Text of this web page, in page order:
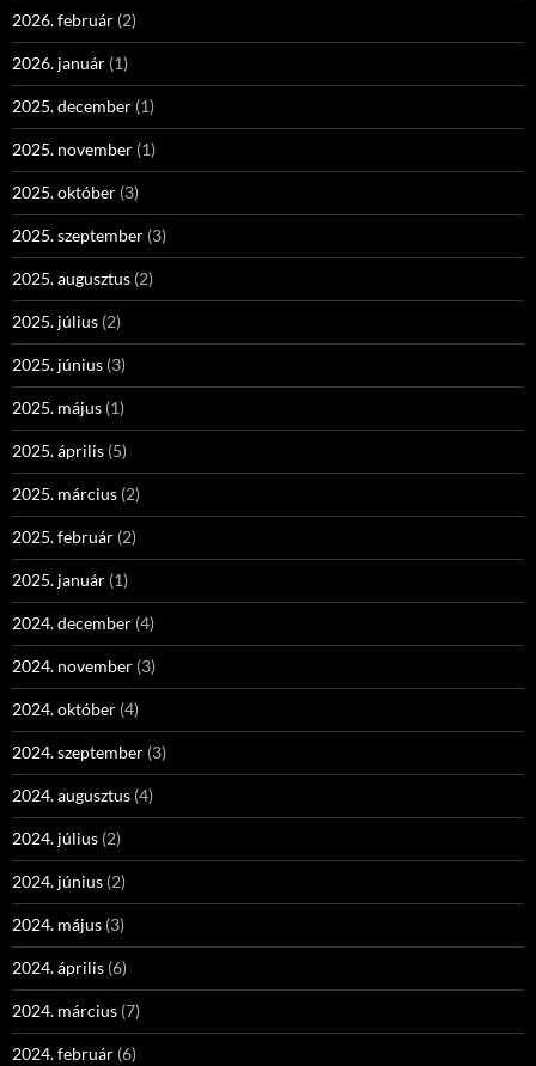
2026. február (2)
2026. január (1)
2025. december (1)
2025. november (1)
2025. október (3)
2025. szeptember (3)
2025. augusztus (2)
2025. július (2)
2025. június (3)
2025. május (1)
2025. április (5)
2025. március (2)
2025. február (2)
2025. január (1)
2024. december (4)
2024. november (3)
2024. október (4)
2024. szeptember (3)
2024. augusztus (4)
2024. július (2)
2024. június (2)
2024. május (3)
2024. április (6)
2024. március (7)
2024. február (6)